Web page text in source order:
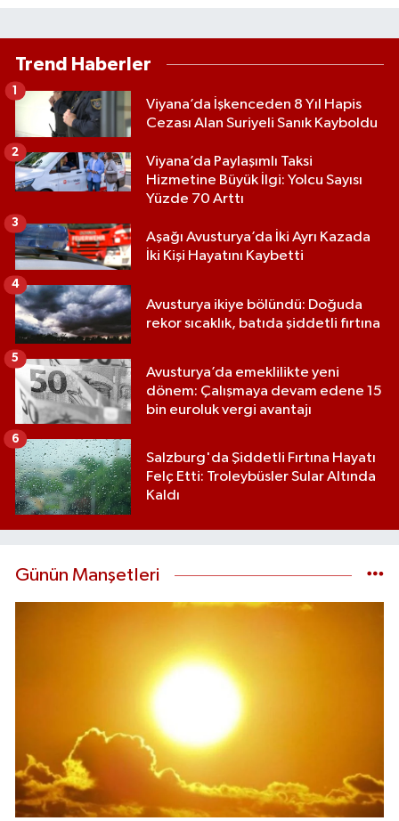
Trend Haberler
Viyana’da İşkenceden 8 Yıl Hapis
Cezası Alan Suriyeli Sanık Kayboldu
1
Viyana’da Paylaşımlı Taksi
Hizmetine Büyük İlgi: Yolcu Sayısı
Yüzde 70 Arttı
2
Aşağı Avusturya’da İki Ayrı Kazada
İki Kişi Hayatını Kaybetti
3
Avusturya ikiye bölündü: Doğuda
rekor sıcaklık, batıda şiddetli fırtına
4
Avusturya’da emeklilikte yeni
dönem: Çalışmaya devam edene 15
bin euroluk vergi avantajı
5
Salzburg'da Şiddetli Fırtına Hayatı
Felç Etti: Troleybüsler Sular Altında
Kaldı
6
Günün Manşetleri